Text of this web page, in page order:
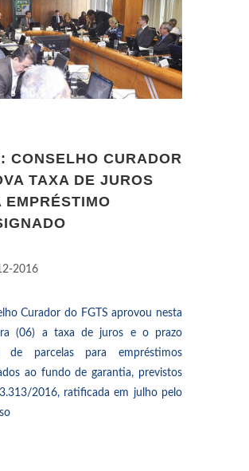
CONSELHO CURADOR
TAXA DE JUROS
EMPRÉSTIMO
2016
Curador do FGTS aprovou nesta
(06) a taxa de juros e o prazo
de parcelas para empréstimos
ao fundo de garantia, previstos
2016, ratificada em julho pelo